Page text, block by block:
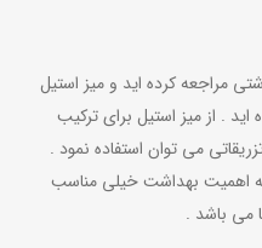
مراجعه کرده اید و میز استیل
اید . از میز استیل برای ترکیب
می توان استفاده نمود .
اهمیت بهداشت خیلی مناسب
می باشد .